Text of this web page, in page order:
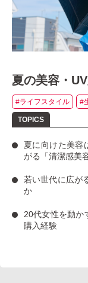
夏の美容・
#ライフスタイル #
夏に向けた美容
がる「清潔感美容
若い世代に広が
か
20代女性を動
購入経験